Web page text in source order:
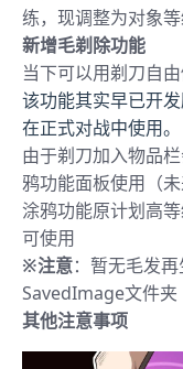
练，现调整为对象
新增毛剃除功能
当下可以用剃刀自
该功能其实早已开
在正式对战中使用。
由于剃刀加入物品
鸦功能面板使用（未
涂鸦功能原计划高
可使用
※注意：暂无毛发
SavedImage文件夹
其他注意事项